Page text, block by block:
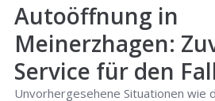
Autoöffnung in
Meinerzhagen:
Service für den
Unvorhergesehene Situationen wie